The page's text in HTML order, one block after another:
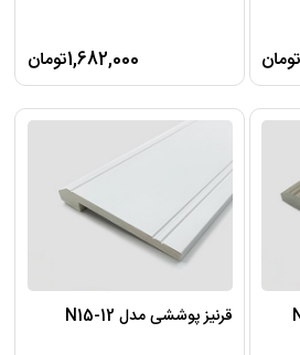
1,682,000تومان
قرنیز پوششی مدل N15-12